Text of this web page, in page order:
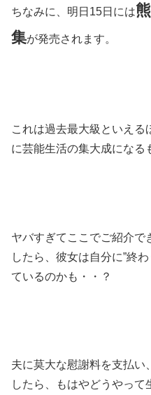
ちなみに、明日15日には
集が発売されます。
これは過去最大級といえる
に芸能生活の集大成になる
ヤバすぎてここでご紹介で
したら、彼女は自分に”終
ているのかも・・？
夫に莫大な慰謝料を支払い
したら、もはやどうやっ